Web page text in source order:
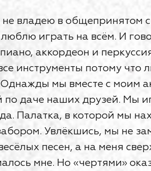
не владею в общепринятом
играть на всём. И
аккордеон и
инструменты потому что
Однажды мы вместе с моим
даче наших друзей. Мы
Палатка, в которой мы
Увлёкшись, мы не
песен, а на меня
мне. Но «чертями»